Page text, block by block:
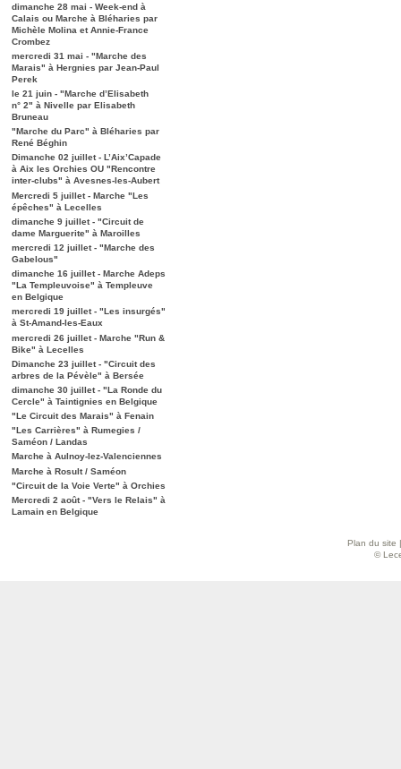
dimanche 28 mai - Week-end à
Calais ou Marche à Bléharies par
Michèle Molina et Annie-France
Crombez
mercredi 31 mai - "Marche des
Marais" à Hergnies par Jean-Paul
Perek
le 21 juin - "Marche d’Elisabeth
n° 2" à Nivelle par Elisabeth
Bruneau
"Marche du Parc" à Bléharies par
René Béghin
Dimanche 02 juillet - L’Aix’Capade
à Aix les Orchies OU "Rencontre
inter-clubs" à Avesnes-les-Aubert
Mercredi 5 juillet - Marche "Les
épêches" à Lecelles
dimanche 9 juillet - "Circuit de
dame Marguerite" à Maroilles
mercredi 12 juillet - "Marche des
Gabelous"
dimanche 16 juillet - Marche Adeps
"La Templeuvoise" à Templeuve
en Belgique
mercredi 19 juillet - "Les insurgés"
à St-Amand-les-Eaux
mercredi 26 juillet - Marche "Run &
Bike" à Lecelles
Dimanche 23 juillet - "Circuit des
arbres de la Pévèle" à Bersée
dimanche 30 juillet - "La Ronde du
Cercle" à Taintignies en Belgique
"Le Circuit des Marais" à Fenain
"Les Carrières" à Rumegies /
Saméon / Landas
Marche à Aulnoy-lez-Valenciennes
Marche à Rosult / Saméon
"Circuit de la Voie Verte" à Orchies
Mercredi 2 août - "Vers le Relais" à
Lamain en Belgique
Plan du site
©